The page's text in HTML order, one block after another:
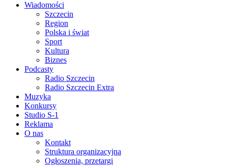
Wiadomości
Szczecin
Region
Polska i świat
Sport
Kultura
Biznes
Podcasty
Radio Szczecin
Radio Szczecin Extra
Muzyka
Konkursy
Studio S-1
Reklama
O nas
Kontakt
Struktura organizacyjna
Ogłoszenia, przetargi